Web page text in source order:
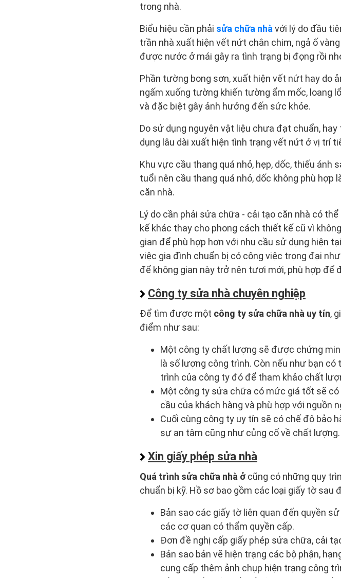
trong nhà.
Biểu hiệu cần phải sửa chữa nhà với lý do đầu
trần nhà xuất hiện vết nứt chân chim, ngả ố
được nước ở mái gây ra tình trạng bị đọng rồi
Phần tường bong sơn, xuất hiện vết nứt hay do
ngấm xuống tường khiến tường ẩm mốc, loang
và đặc biệt gây ảnh hưởng đến sức khỏe.
Do sử dụng nguyên vật liệu chưa đạt chuẩn,
dụng lâu dài xuất hiện tình trạng vết nứt ở vị trí
Khu vực cầu thang quá nhỏ, hẹp, dốc, thiếu ánh
tuổi nên cầu thang quá nhỏ, dốc không phù
căn nhà.
Lý do cần phải sửa chữa - cải tạo căn nhà có
kế khác thay cho phong cách thiết kế cũ vì
gian để phù hợp hơn với nhu cầu sử dụng hiện
việc gia đình chuẩn bị có công việc trọng đại
để không gian này trở nên tươi mới, phù hợp
Công ty sửa nhà chuyên nghiệp
Để tìm được một công ty sửa chữa nhà uy tín,
điểm như sau:
Một công ty chất lượng sẽ được chứng
là số lượng công trình. Còn nếu như bạn
trình của công ty đó để tham khảo chất
Một công ty sửa chữa có mức giá tốt sẽ có
cầu của khách hàng và phù hợp với nguồn
Cuối cùng công ty uy tín sẽ có chế độ bảo
sự an tâm cũng như củng cố về chất lượng.
Xin giấy phép sửa nhà
Quá trình sửa chữa nhà ở cũng có những quy
chuẩn bị kỹ. Hồ sơ bao gồm các loại giấy tờ sau
Bản sao các giấy tờ liên quan đến quyền
các cơ quan có thẩm quyền cấp.
Đơn đề nghị cấp giấy phép sửa chữa, cải
Bản sao bản vẽ hiện trạng các bộ phận,
cung cấp thêm ảnh chụp hiện trạng công